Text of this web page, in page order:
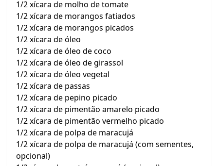
1/2 xícara de molho de tomate
1/2 xícara de morangos fatiados
1/2 xícara de morangos picados
1/2 xícara de óleo
1/2 xícara de óleo de coco
1/2 xícara de óleo de girassol
1/2 xícara de óleo vegetal
1/2 xícara de passas
1/2 xícara de pepino picado
1/2 xícara de pimentão amarelo picado
1/2 xícara de pimentão vermelho picado
1/2 xícara de polpa de maracujá
1/2 xícara de polpa de maracujá (com sementes,
opcional)